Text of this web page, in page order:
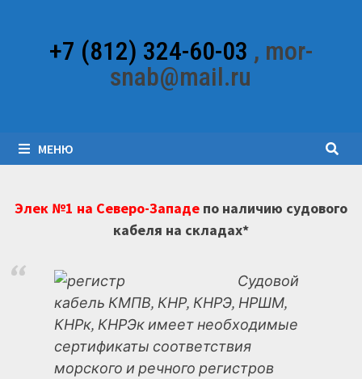
содержимому+7 (812) 324-60-03 , mor-
snab@mail.ru
МЕНЮ
Элек №1 на Северо-Западепо наличию судового
кабеля на складах*
Судовой
кабель КМПВ, КНР, КНРЭ, НРШМ,
КНРк, КНРЭк имеет необходимые
сертификаты соответствия
морского и речного регистров